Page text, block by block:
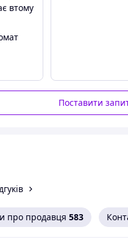
втому
Поставити
про продавця 583